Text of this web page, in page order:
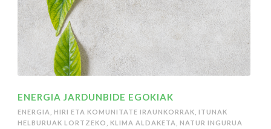
ENERGIA JARDUNBIDE EGOKIAK
ENERGIA HIRI ETA KOMUNITATE IRAUNKORRAK ITUNAK
HELBURUAK LORTZEKO
KLIMA ALDAKETA
NATUR INGURUA